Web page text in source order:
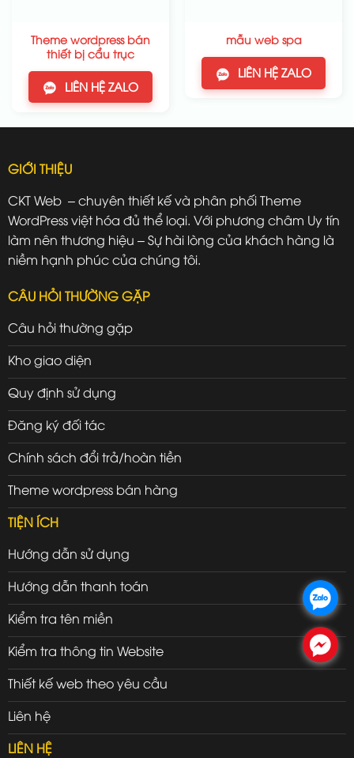
Theme wordpress bán
thiết bị cẩu trục
LIÊN HỆ ZALO
mẫu web spa
LIÊN HỆ ZALO
GIỚI THIỆU
CKT Web – chuyên thiết kế và phân phối Theme
WordPress việt hóa đủ thể loại. Với phương châm Uy tín
làm nên thương hiệu – Sự hài lòng của khách hàng là
niềm hạnh phúc của chúng tôi.
CÂU HỎI THƯỜNG GẶP
Câu hỏi thường gặp
Kho giao diện
Quy định sử dụng
Đăng ký đối tác
Chính sách đổi trả/hoàn tiền
Theme wordpress bán hàng
TIỆN ÍCH
Hướng dẫn sử dụng
Hướng dẫn thanh toán
Kiểm tra tên miền
Kiểm tra thông tin Website
Thiết kế web theo yêu cầu
Liên hệ
LIÊN HỆ
.
.